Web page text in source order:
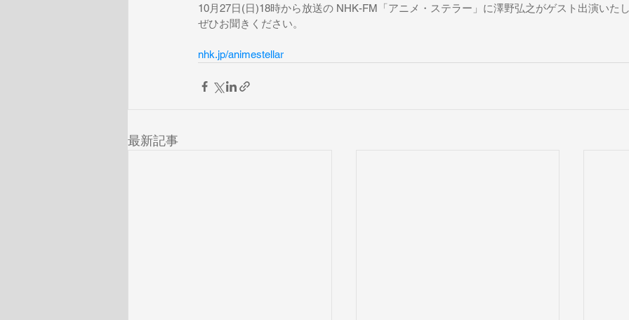
10月27日(日)18時から放送の NHK-FM「アニメ・ステラー 」に澤野弘之がゲスト出演いたし
ぜひお聞きください。
nhk.jp/animestellar
最新記事